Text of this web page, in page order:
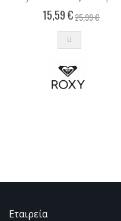
15,59 €25,99 €
U
Εταιρεία